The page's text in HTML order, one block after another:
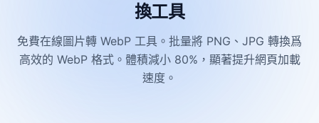
換工具
免費在線圖片轉 WebP 工具。批量將 PNG、JPG 轉換爲
高效的 WebP 格式。體積減小 80%，顯著提升網頁加載
速度。